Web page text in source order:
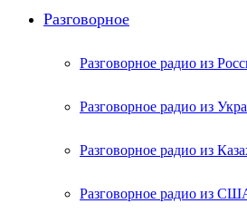
Разговорное
Разговорное радио из
Разговорное радио из
Разговорное радио из
Разговорное радио из